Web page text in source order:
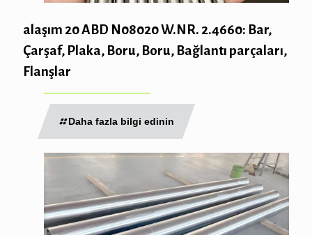
alaşım 20 ABD N08020 W.NR. 2.4660: Bar,
Çarşaf, Plaka, Boru, Boru, Bağlantı parçaları,
Flanşlar
Daha fazla bilgi edinin